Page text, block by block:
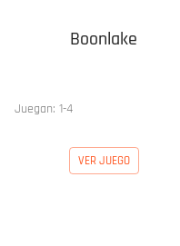
Boonlake
Juegan: 1-4
VER JUEGO